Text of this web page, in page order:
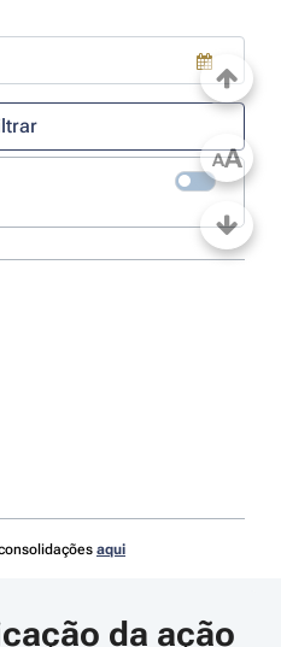
para abrir o calendário; Use as
aqui
da ação
AA